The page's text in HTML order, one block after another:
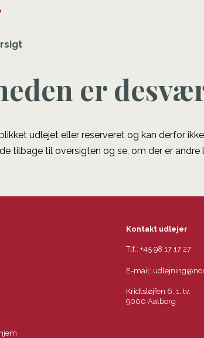
er
udlejet eller reserveret og kan derfor
tilbage til oversigten og se, om der er andre
Kontakt udlejer
Tlf.:+45 98 17 17 27
E-mail:
Kridtsløjfen 6, 1. tv.
9000 Aalborg